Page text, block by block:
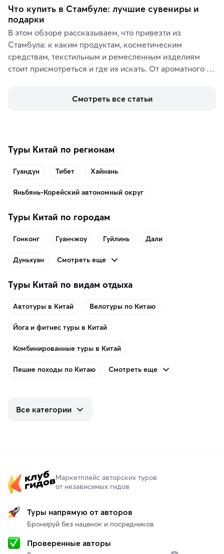
Что купить в Стамбуле: лучшие сувениры и
подарки
В этом обзоре рассказываем, что привезти из
Стамбула: к каким продуктам, косметическим
средствам, текстильным и ремесленным изделиям
стоит присмотреться и где их искать. От ароматного
аутентичных лавках — в подарок близким или себе на
Смотреть все статьи
Туры Китай по регионам
Гуандун Тибет Хайнань
Яньбянь-Корейский автономный округ
Туры Китай по городам
Гонконг Гуанчжоу Гуйлинь Дали
Дуньхуан Смотреть еще
Туры Китай по видам отдыха
Автотуры в Китай Велотуры по Китаю
Йога и фитнес туры в Китай
Комбинированные туры в Китай
Пешие походы по Китаю Смотреть еще
Все категории
Маркетплейс авторских туров
от независимых гидов
Туры напрямую от авторов
Бронируй без наценок и посредников
Проверенные авторы